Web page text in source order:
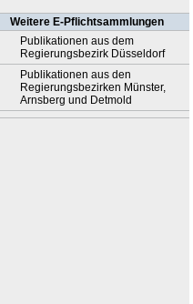
Weitere E-Pflichtsammlungen
Publikationen aus dem
Regierungsbezirk Düsseldorf
Publikationen aus den
Regierungsbezirken Münster,
Arnsberg und Detmold